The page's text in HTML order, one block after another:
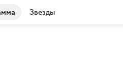
Звезды